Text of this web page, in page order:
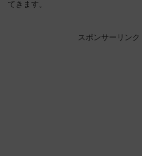
てきます。
スポンサーリンク